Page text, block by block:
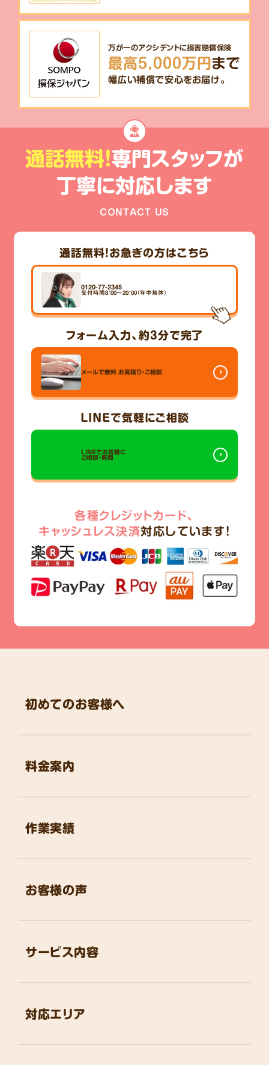
万が一のアクシデントに損害賠償保険
最高5,000万円まで
幅広い補償で安心をお届け。
通話無料!専門スタッフが
丁寧に対応します
CONTACT US
通話無料！お急ぎの方はこちら
0120-77-2345
受付時間8：00～20：00（年中無休）
フォーム入力、 約3分で完了
メールで無料 お見積り・ご相談
LINEで気軽にご相談
LINEでお気軽に
ご相談・質問
各種クレジットカード、
キャッシュレス決済対応しています!
初めてのお客様へ
料金案内
作業実績
お客様の声
サービス内容
対応エリア